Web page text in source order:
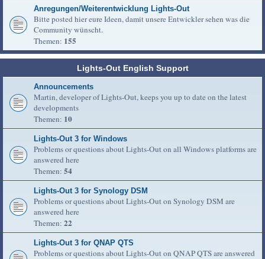
Anregungen/Weiterentwicklung Lights-Out
Bitte posted hier eure Ideen, damit unsere Entwickler sehen was die
Community wünscht.
Themen: 155
Lights-Out English Support
Announcements
Martin, developer of Lights-Out, keeps you up to date on the latest
developments
Themen: 10
Lights-Out 3 for Windows
Problems or questions about Lights-Out on all Windows platforms are
answered here
Themen: 54
Lights-Out 3 for Synology DSM
Problems or questions about Lights-Out on Synology DSM are
answered here
Themen: 22
Lights-Out 3 for QNAP QTS
Problems or questions about Lights-Out on QNAP QTS are answered